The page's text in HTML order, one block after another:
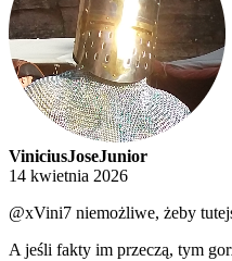
ViniciusJoseJunior
14 kwietnia 2026
@xVini7 niemożliwe, żeby
A jeśli fakty im przeczą, tym